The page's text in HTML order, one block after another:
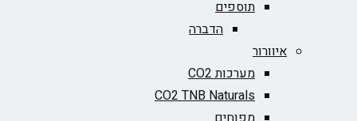
תוספים
הדברה
איוורור
מערכות CO2
CO2 TNB Naturals